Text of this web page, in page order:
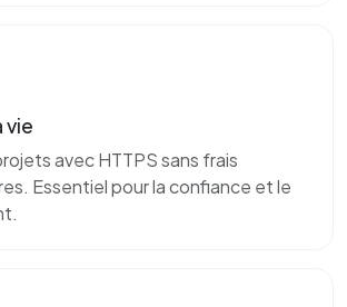
vie
avec HTTPS sans frais
Essentiel pour la confiance et le